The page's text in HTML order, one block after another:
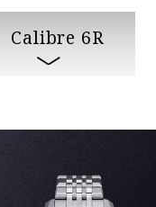
Calibre 6R